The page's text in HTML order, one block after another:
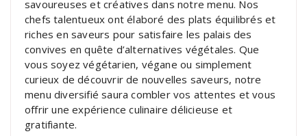
savoureuses et créatives dans notre menu. Nos
chefs talentueux ont élaboré des plats équilibrés et
riches en saveurs pour satisfaire les palais des
convives en quête d’alternatives végétales. Que
vous soyez végétarien, végane ou simplement
curieux de découvrir de nouvelles saveurs, notre
menu diversifié saura combler vos attentes et vous
offrir une expérience culinaire délicieuse et
gratifiante.